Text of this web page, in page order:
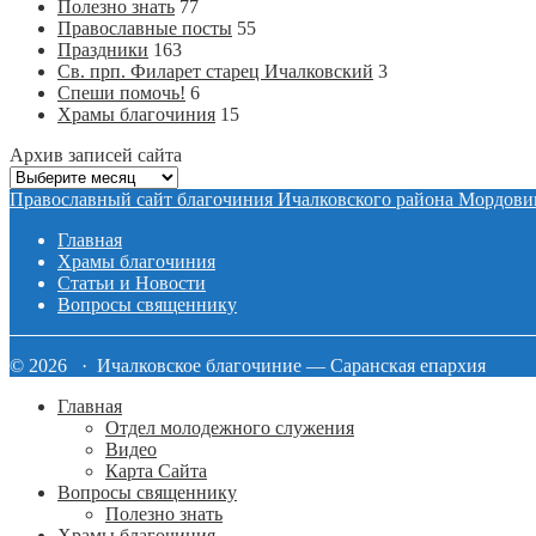
Полезно знать 77
Православные посты 55
Праздники 163
Св. прп. Филарет старец Ичалковский 3
Спеши помочь! 6
Храмы благочиния 15
Архив записей сайта
Архив
записей
Православный сайт благочиния Ичалковского района
Главная
Храмы благочиния
Статьи и Новости
Вопросы священнику
© 2026 · Ичалковское благочиние — Саранская епархия
Главная
Отдел молодежного служения
Видео
Карта Сайта
Вопросы священнику
Полезно знать